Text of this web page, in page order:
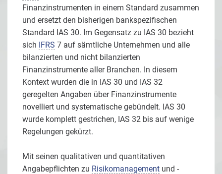
Finanzinstrumenten in einem Standard zusammen
und ersetzt den bisherigen bankspezifischen
Standard IAS 30. Im Gegensatz zu IAS 30 bezieht
sich IFRS 7 auf sämtliche Unternehmen und alle
bilanzierten und nicht bilanzierten
Finanzinstrumente aller Branchen. In diesem
Kontext wurden die in IAS 30 und IAS 32
geregelten Angaben über Finanzinstrumente
novelliert und systematische gebündelt. IAS 30
wurde komplett gestrichen, IAS 32 bis auf wenige
Regelungen gekürzt.
Mit seinen qualitativen und quantitativen
Angabepflichten zu Risikomanagement und -